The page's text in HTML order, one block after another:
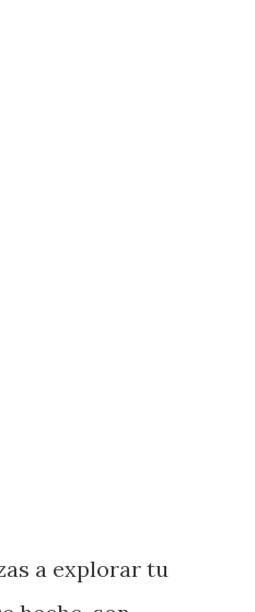
a explorar tu